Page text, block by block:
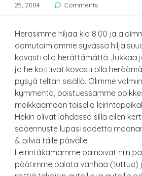
25, 2004
Comments
Heräsimme hiljaa klo 8.00 ja
aamutoimiamme syvässä
kovasti olla herättämättä Jukkaa
ja he koittivat kovasti olla
pysyä teltan sisällä. Olimme
kymmentä, poistuessamme
moikkaamaan toisella
Hekin olivat lähdössä sillä eilen
sääennuste lupasi sadetta
& pilviä tälle päivälle.
Leirintäkamamme painoivat niin
päätimme palata vanhaa (tuttua)